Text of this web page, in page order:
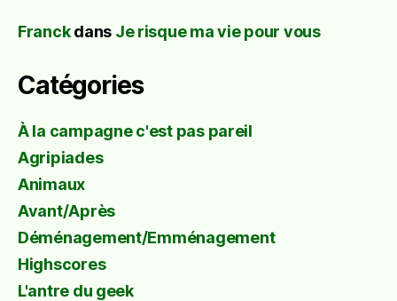
Franckdans Je risque ma vie pour vous
Catégories
À la campagne c'est pas pareil
Agripiades
Animaux
Avant/Après
Déménagement/Emménagement
Highscores
L'antre du geek